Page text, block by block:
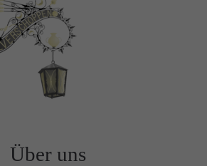
Über uns